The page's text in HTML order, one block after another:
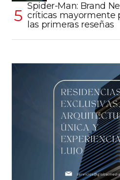
Spider-Man: Brand
críticas mayormente
las primeras reseñas